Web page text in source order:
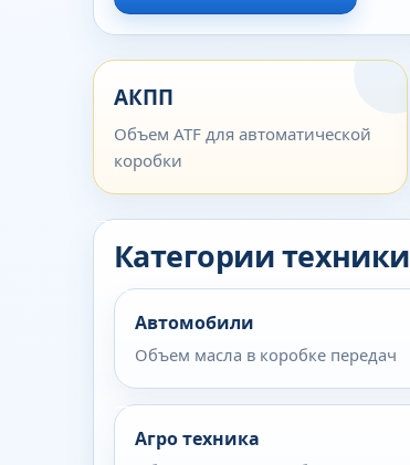
АКПП
Объем ATF для автоматической
коробки
Категории техники
Автомобили
Объем масла в коробке передач
Агро техника